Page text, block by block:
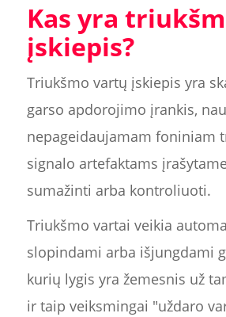
Kas yra
įskiepis?
Triukšmo vartų įskiepis yra
garso apdorojimo įrankis,
nepageidaujamam foniniam
signalo artefaktams
sumažinti arba kontroliuoti.
Triukšmo vartai veikia
slopindami arba išjungdami
kurių lygis yra žemesnis už
ir taip veiksmingai "uždaro